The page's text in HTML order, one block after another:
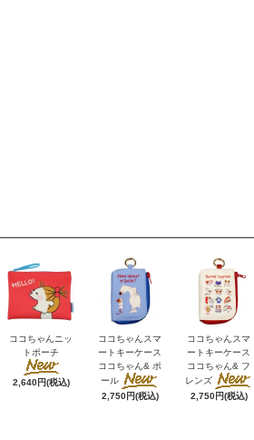
ココちゃんニッ
トポーチ
2,640円(税込)
ココちゃんスマ
ートキーケース
ココちゃん& ポ
ール
2,750円(税込)
ココちゃんスマ
ートキーケース
ココちゃん& フ
レンズ
2,750円(税込)